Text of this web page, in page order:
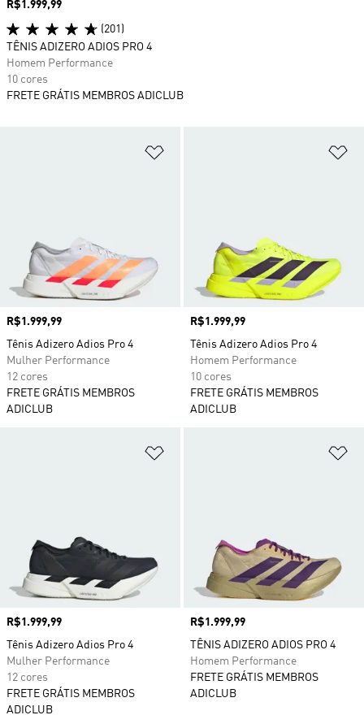
Preço
R$1.999,99
Tênis Adizero Adios Pro 4
Mulher Performance
12 cores
FRETE GRÁTIS MEMBROS
ADICLUB
Preço
R$1.999,99
Tênis Adizero Adios Pro 4
Homem Performance
10 cores
FRETE GRÁTIS MEMBROS
ADICLUB
Preço
R$1.999,99
Tênis Adizero Adios Pro 4
Mulher Performance
12 cores
FRETE GRÁTIS MEMBROS
ADICLUB
Preço
R$1.999,99
TÊNIS ADIZERO ADIOS PRO 4
Homem Performance
FRETE GRÁTIS MEMBROS
ADICLUB
Preço
R$1.999,99
(201)
TÊNIS ADIZERO ADIOS PRO 4
Homem Performance
10 cores
FRETE GRÁTIS MEMBROS ADICLUB